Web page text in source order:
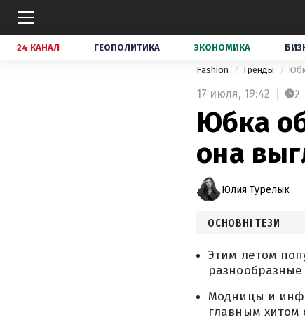
24 КАНАЛ ГЕОПОЛИТИКА ЭКОНОМИКА
Fashion Тренды
17 июля, 19:42 2
Юбка
она
Юлия Турелык
ОСНОВНІ ТЕЗИ
Этим летом
Модницы и
главным хитом